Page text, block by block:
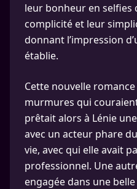
leur bonheur en selfies
complicité et leur
donnant l’impression
établie.
Cette nouvelle
murmures qui
prêtait alors à Lénie
avec un acteur phare
vie, avec qui elle avait
professionnel. Une
engagée dans une